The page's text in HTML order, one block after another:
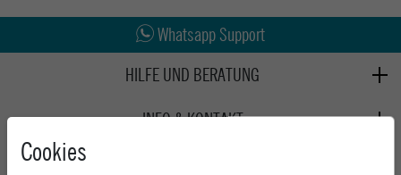
Whatsapp Support
HILFE UND BERATUNG
INFO & KONTAKT
Cookies